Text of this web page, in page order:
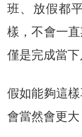
班、放假都
樣，不會一
僅是完成當下
假如能夠這
會當然會更大